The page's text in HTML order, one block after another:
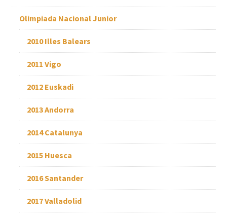
Olimpiada Nacional Junior
2010 Illes Balears
2011 Vigo
2012 Euskadi
2013 Andorra
2014 Catalunya
2015 Huesca
2016 Santander
2017 Valladolid